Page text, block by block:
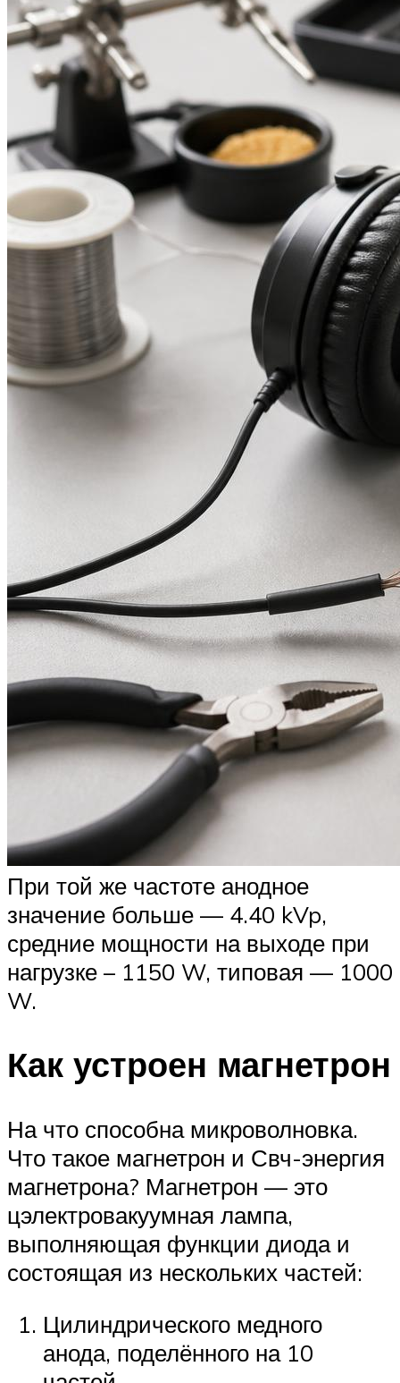
При той же частоте анодное
значение больше — 4.40 kVp,
средние мощности на выходе при
нагрузке – 1150 W, типовая — 1000
W.
Как устроен магнетрон
На что способна микроволновка.
Что такое магнетрон и Свч-энергия
магнетрона? Магнетрон — это
цэлектровакуумная лампа,
выполняющая функции диода и
состоящая из нескольких частей:
Цилиндрического медного
анода, поделённого на 10